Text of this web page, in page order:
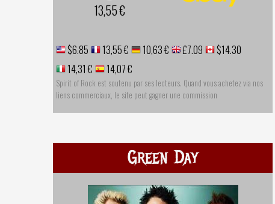
13,55 €
$6.85 13,55 € 10,63 € £7.09
$14.30
14,31 €
14,07 €
Spirit of Rock est soutenu par ses lecteurs. Quand vous achetez via nos
liens commerciaux, le site peut gagner une commission
Green Day